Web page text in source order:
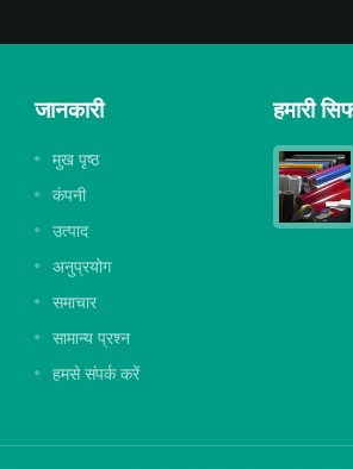
जानकारी
मुख पृष्ठ
कंपनी
उत्पाद
अनुप्रयोग
समाचार
सामान्य प्रश्न
हमसे संपर्क करें
हमारी
फिल्म
के डिजिटल प्रिंट को एम्बॉसिंग